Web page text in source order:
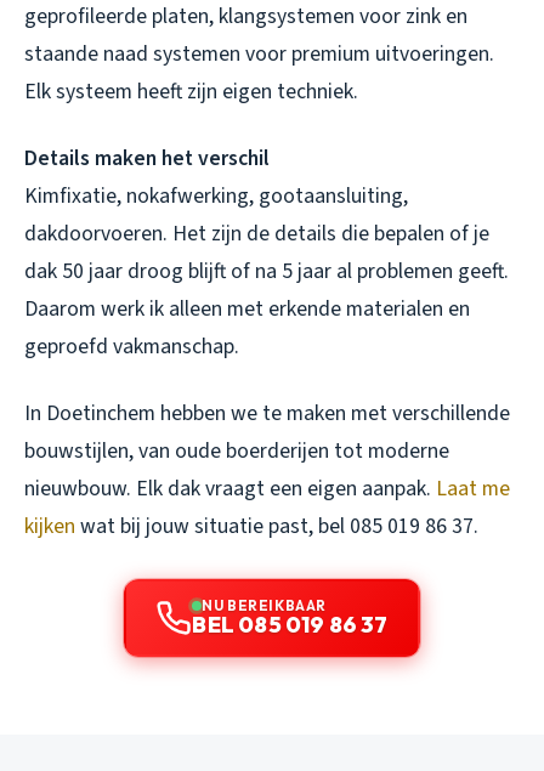
geprofileerde platen, klangsystemen voor zink en
staande naad systemen voor premium uitvoeringen.
Elk systeem heeft zijn eigen techniek.
Details maken het verschil
Kimfixatie, nokafwerking, gootaansluiting,
dakdoorvoeren. Het zijn de details die bepalen of je
dak 50 jaar droog blijft of na 5 jaar al problemen geeft.
Daarom werk ik alleen met erkende materialen en
geproefd vakmanschap.
In Doetinchem hebben we te maken met verschillende
bouwstijlen, van oude boerderijen tot moderne
nieuwbouw. Elk dak vraagt een eigen aanpak. Laat me
kijken wat bij jouw situatie past, bel 085 019 86 37.
NU BEREIKBAAR
BEL 085 019 86 37